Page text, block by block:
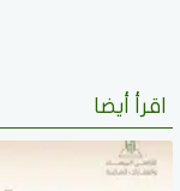
اقرأ أيضا